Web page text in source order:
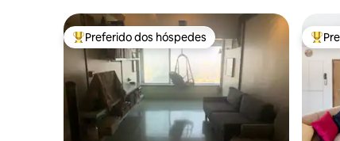
Entre os melhores preferidos dos hóspedes
Preferido dos hóspedes